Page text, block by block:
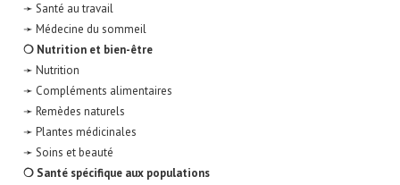
➛ Santé au travail
➛ Médecine du sommeil
❍ Nutrition et bien-être
➛ Nutrition
➛ Compléments alimentaires
➛ Remèdes naturels
➛ Plantes médicinales
➛ Soins et beauté
❍ Santé spécifique aux populations